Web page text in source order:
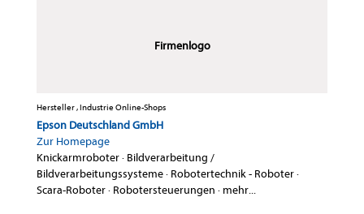
Firmenlogo
Hersteller , Industrie Online-Shops
Epson Deutschland GmbH
Zur Homepage
Knickarmroboter· Bildverarbeitung /
Bildverarbeitungssysteme· Robotertechnik - Roboter·
Scara-Roboter· Robotersteuerungen · mehr...